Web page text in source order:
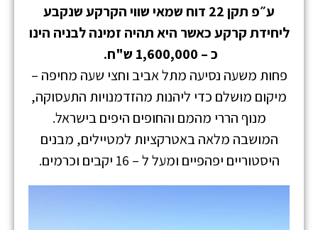
ע״פ תקן 22 דוח שמאי שווי הקרקע שנקבע
ליחידת קרקע כאשר היא תהיה זמינה לבניה הינו
כ – 1,600,000 ש"ח
.
פחות משעה נסיעה מתל אביב וחצי שעה מחיפה –
מיקום מושלם כדי ליהנות מהזדמנויות התעסוקה,
מנוף הררי מהמם והחופים היפים בישראל.
המושבה מלאה באטרקציות למטיילים, מבנים
היסטוריים יפהפיים ומעל ל – 16 יקבים וכרמים.